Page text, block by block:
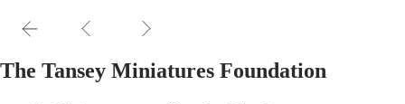
The Tansey Miniatures Foundation